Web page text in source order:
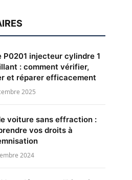
P0201 injecteur cylindre 1
: comment vérifier,
et réparer efficacement
2025
voiture sans effraction :
vos droits à
2024